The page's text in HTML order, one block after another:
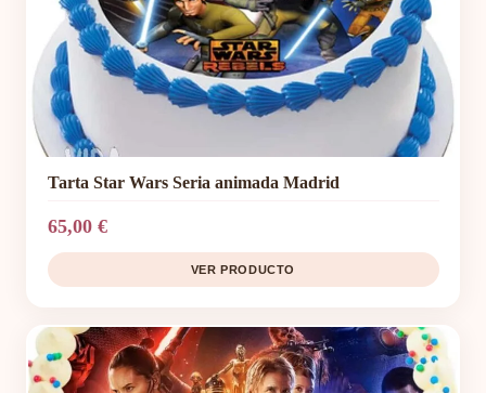
Tarta Star Wars Seria animada Madrid
65,00 €
VER PRODUCTO